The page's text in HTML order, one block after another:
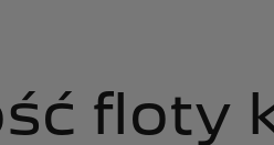
floty